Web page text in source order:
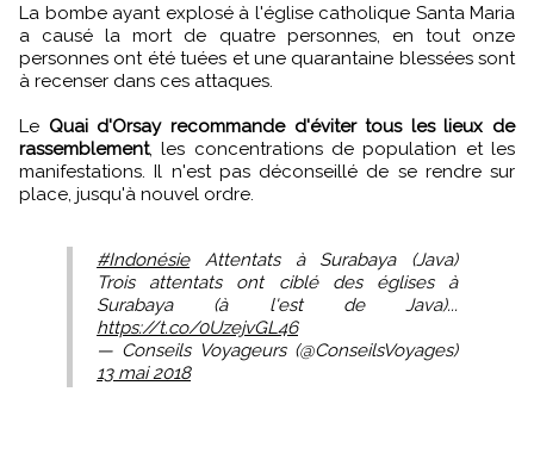
La bombe ayant explosé à l'église catholique Santa Maria
a causé la mort de quatre personnes, en tout onze
personnes ont été tuées et une quarantaine blessées sont
à recenser dans ces attaques.
Le Quai d'Orsay recommande d'éviter tous les lieux de
rassemblement, les concentrations de population et les
manifestations. Il n'est pas déconseillé de se rendre sur
place, jusqu'à nouvel ordre.
#IndonésieAttentats à Surabaya (Java)
Trois attentats ont ciblé des églises à
Surabaya (à l'est de Java)...
https://t.co/0UzejvGL46
— Conseils Voyageurs (@ConseilsVoyages)
13 mai 2018